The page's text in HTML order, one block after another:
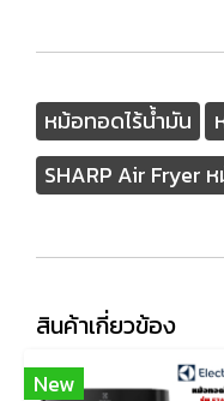
หม้อทอดไร้น้ำมัน
SHARP Air Fryer
สินค้าเกี่ยวข้อง
New